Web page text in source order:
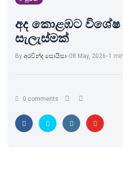
අද කොළඹට විශේෂ
සැලැස්මක්
By අරවින්ද සොයිසා 08 May, 2026 1
0 comments